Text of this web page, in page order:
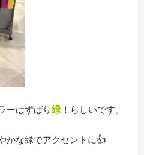
ーはずばり緑！らしいです。
かな緑でアクセントに👍